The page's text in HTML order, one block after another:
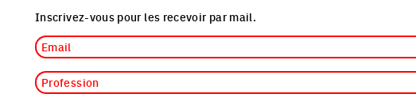
Inscrivez-vous pour les recevoir par mail.
Profession
Nationalité